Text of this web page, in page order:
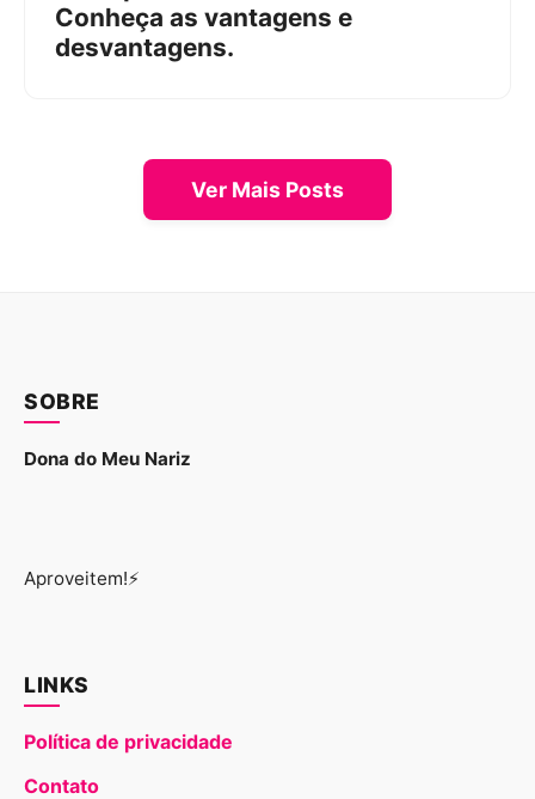
Conheça as vantagens e
desvantagens.
Ver Mais Posts
SOBRE
Dona do Meu Nariz
Aproveitem!⚡
LINKS
Política de privacidade
Contato